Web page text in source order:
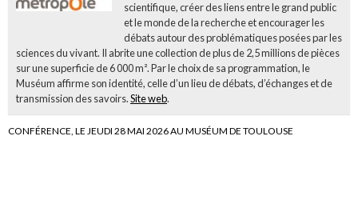
scientifique, créer des liens entre le grand public
et le monde de la recherche et encourager les
débats autour des problématiques posées par les
sciences du vivant. Il abrite une collection de plus de 2,5 millions de pièces
sur une superficie de 6 000 m². Par le choix de sa programmation, le
Muséum affirme son identité, celle d’un lieu de débats, d’échanges et de
transmission des savoirs.Site web.
CONFÉRENCE, LE JEUDI 28 MAI 2026 AU MUSÉUM DE TOULOUSE